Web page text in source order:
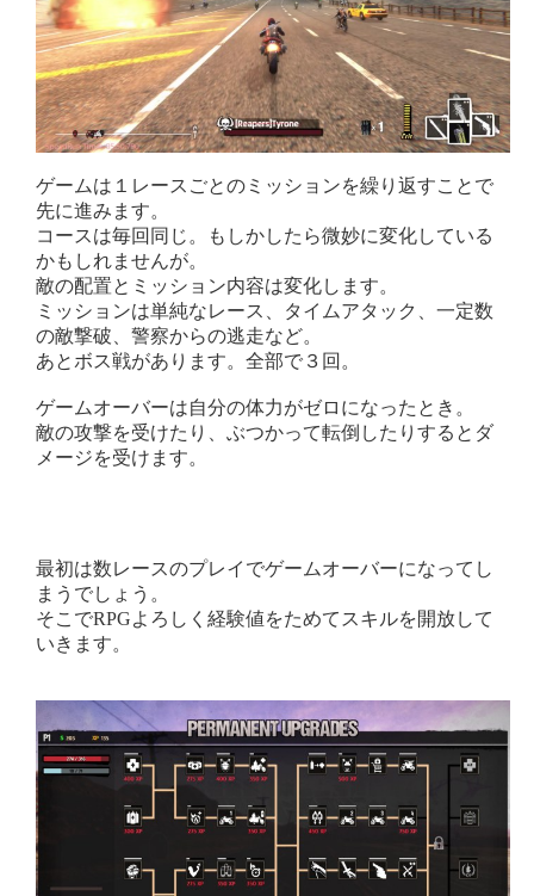
ゲームは１レースごとのミッションを繰り返すことで
先に進みます。
コースは毎回同じ。もしかしたら微妙に変化している
かもしれませんが。
敵の配置とミッション内容は変化します。
ミッションは単純なレース、タイムアタック、一定数
の敵撃破、警察からの逃走など。
あとボス戦があります。全部で３回。
ゲームオーバーは自分の体力がゼロになったとき。
敵の攻撃を受けたり、ぶつかって転倒したりするとダ
メージを受けます。
最初は数レースのプレイでゲームオーバーになってし
まうでしょう。
そこでRPGよろしく経験値をためてスキルを開放して
いきます。